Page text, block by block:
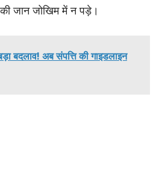
जान जोखिम में न पड़े।
बदलाव! अब संपत्ति की गाइडलाइन